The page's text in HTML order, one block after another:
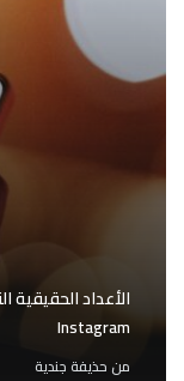
الأعداد
Instagram
من حذيفة جندية